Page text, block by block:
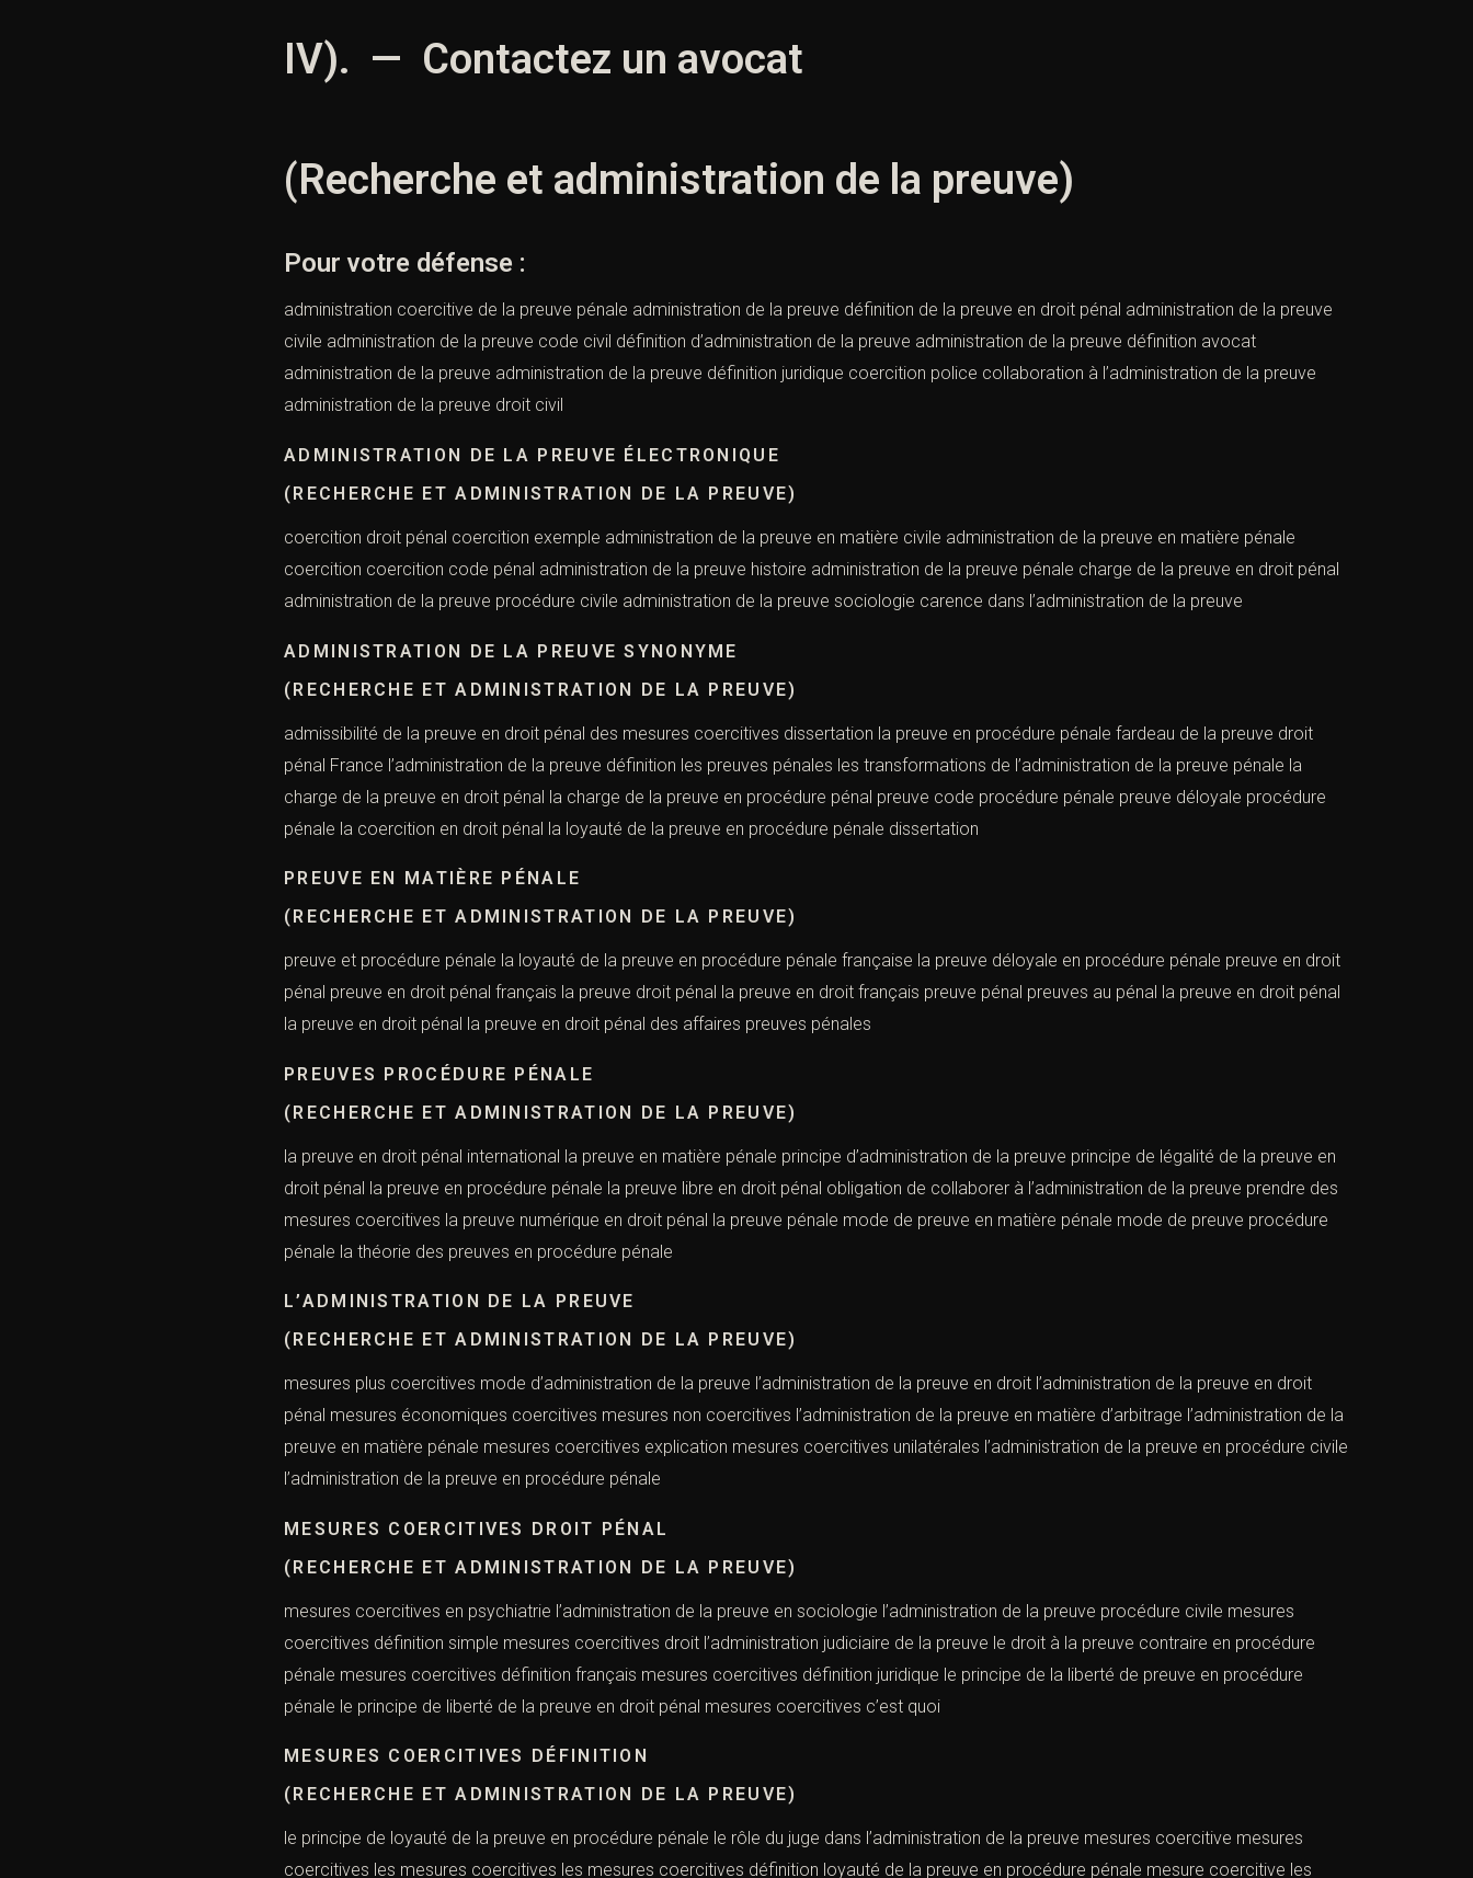
IV). — Contactez un avocat
(Recherche et administration de la preuve)
Pour votre défense :
administration coercitive de la preuve pénale administration de la preuve définition de la preuve en droit pénal administration de la preuve
civile administration de la preuve code civil définition d’administration de la preuve administration de la preuve définition avocat
administration de la preuve administration de la preuve définition juridique coercition police collaboration à l’administration de la preuve
administration de la preuve droit civil
ADMINISTRATION DE LA PREUVE ÉLECTRONIQUE
(RECHERCHE ET ADMINISTRATION DE LA PREUVE)
coercition droit pénal coercition exemple administration de la preuve en matière civile administration de la preuve en matière pénale
coercition coercition code pénal administration de la preuve histoire administration de la preuve pénale charge de la preuve en droit pénal
administration de la preuve procédure civile administration de la preuve sociologie carence dans l’administration de la preuve
ADMINISTRATION DE LA PREUVE SYNONYME
(RECHERCHE ET ADMINISTRATION DE LA PREUVE)
admissibilité de la preuve en droit pénal des mesures coercitives dissertation la preuve en procédure pénale fardeau de la preuve droit
pénal France l’administration de la preuve définition les preuves pénales les transformations de l’administration de la preuve pénale la
charge de la preuve en droit pénal la charge de la preuve en procédure pénal preuve code procédure pénale preuve déloyale procédure
pénale la coercition en droit pénal la loyauté de la preuve en procédure pénale dissertation
PREUVE EN MATIÈRE PÉNALE
(RECHERCHE ET ADMINISTRATION DE LA PREUVE)
preuve et procédure pénale la loyauté de la preuve en procédure pénale française la preuve déloyale en procédure pénale preuve en droit
pénal preuve en droit pénal français la preuve droit pénal la preuve en droit français preuve pénal preuves au pénal la preuve en droit pénal
la preuve en droit pénal la preuve en droit pénal des affaires preuves pénales
PREUVES PROCÉDURE PÉNALE
(RECHERCHE ET ADMINISTRATION DE LA PREUVE)
la preuve en droit pénal international la preuve en matière pénale principe d’administration de la preuve principe de légalité de la preuve en
droit pénal la preuve en procédure pénale la preuve libre en droit pénal obligation de collaborer à l’administration de la preuve prendre des
mesures coercitives la preuve numérique en droit pénal la preuve pénale mode de preuve en matière pénale mode de preuve procédure
pénale la théorie des preuves en procédure pénale
L’ADMINISTRATION DE LA PREUVE
(RECHERCHE ET ADMINISTRATION DE LA PREUVE)
mesures plus coercitives mode d’administration de la preuve l’administration de la preuve en droit l’administration de la preuve en droit
pénal mesures économiques coercitives mesures non coercitives l’administration de la preuve en matière d’arbitrage l’administration de la
preuve en matière pénale mesures coercitives explication mesures coercitives unilatérales l’administration de la preuve en procédure civile
l’administration de la preuve en procédure pénale
MESURES COERCITIVES DROIT PÉNAL
(RECHERCHE ET ADMINISTRATION DE LA PREUVE)
mesures coercitives en psychiatrie l’administration de la preuve en sociologie l’administration de la preuve procédure civile mesures
coercitives définition simple mesures coercitives droit l’administration judiciaire de la preuve le droit à la preuve contraire en procédure
pénale mesures coercitives définition français mesures coercitives définition juridique le principe de la liberté de preuve en procédure
pénale le principe de liberté de la preuve en droit pénal mesures coercitives c’est quoi
MESURES COERCITIVES DÉFINITION
(RECHERCHE ET ADMINISTRATION DE LA PREUVE)
le principe de loyauté de la preuve en procédure pénale le rôle du juge dans l’administration de la preuve mesures coercitive mesures
coercitives les mesures coercitives les mesures coercitives définition loyauté de la preuve en procédure pénale mesure coercitive les